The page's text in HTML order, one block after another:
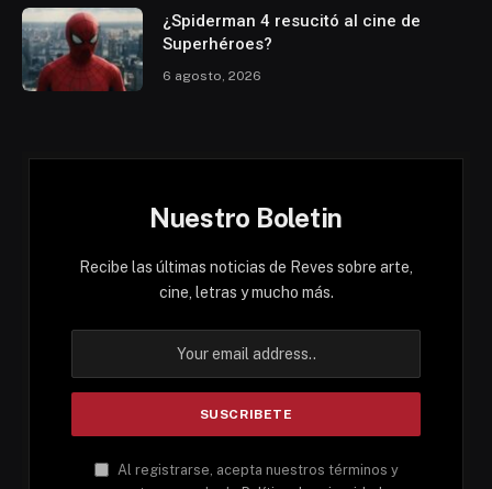
¿Spiderman 4 resucitó al cine de
Superhéroes?
6 agosto, 2026
Nuestro Boletin
Recibe las últimas noticias de Reves sobre arte,
cine, letras y mucho más.
Al registrarse, acepta nuestros términos y